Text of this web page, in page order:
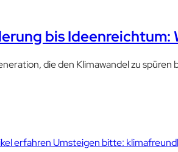
bis Ideenreichtum:
die den Klimawandel zu